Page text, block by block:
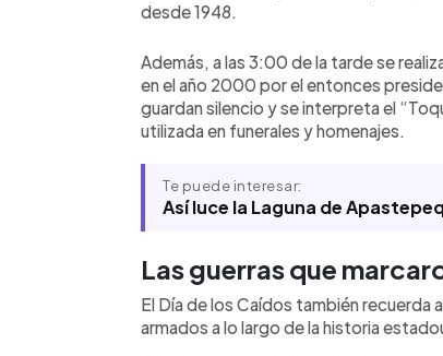
desde 1948.
Además, a las 3:00 de la tarde se
en el año 2000 por el entonces
guardan silencio y se interpreta el
utilizada en funerales y homenajes.
Te puede interesar:
Así luce la Laguna de
Las guerras que
El Día de los Caídos también
armados a lo largo de la historia